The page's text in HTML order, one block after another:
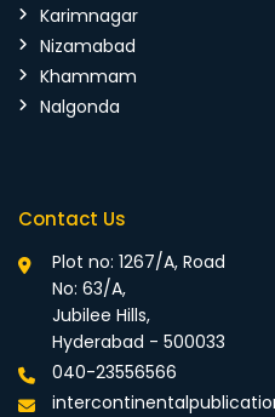
Karimnagar
Nizamabad
Khammam
Nalgonda
Contact Us
Plot no: 1267/A, Road
No: 63/A,
Jubilee Hills,
Hyderabad - 500033
040-23556566